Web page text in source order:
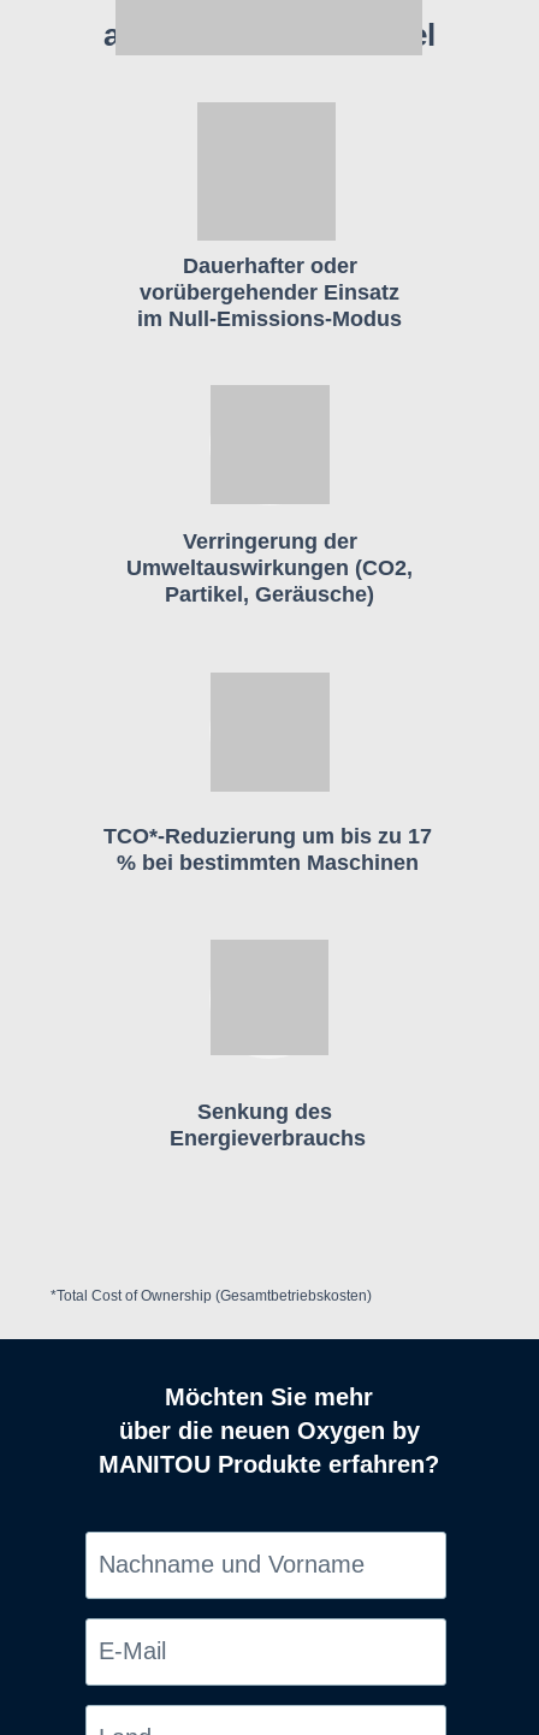
anspruchsvolles Label
Dauerhafter oder
vorübergehender Einsatz
im Null-Emissions-Modus
Verringerung der
Umweltauswirkungen (CO2,
Partikel, Geräusche)
Senkung des
Energieverbrauchs
TCO*-Reduzierung um bis zu 17
% bei bestimmten Maschinen
*Total Cost of Ownership (Gesamtbetriebskosten)
Möchten Sie mehr
über die neuen Oxygen by
MANITOU Produkte erfahren?